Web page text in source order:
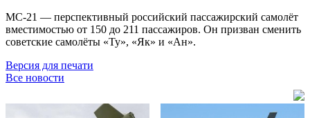
МС-21 — перспективный российский пассажирский самолёт
вместимостью от 150 до 211 пассажиров. Он призван сменить
советские самолёты «Ту», «Як» и «Ан».
Версия для печати
Все новости